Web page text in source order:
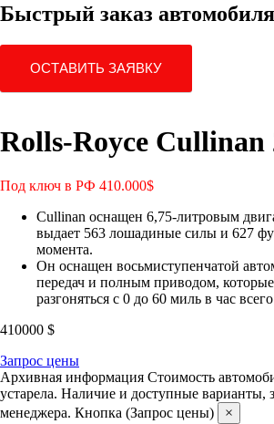
Быстрый заказ автомобиля
ОСТАВИТЬ ЗАЯВКУ
Rolls-Royce Cullinan
Под ключ в РФ 410.000$
Cullinan оснащен 6,75-литровым
выдает 563 лошадиные силы и 627
момента.
Он оснащен восьмиступенчатой
передач и полным приводом,
разгоняться с 0 до 60 миль в час
410000 $
Запрос цены
Архивная информация Стоимость
устарела. Наличие и доступные варианты,
менеджера. Кнопка (Запрос цены)
×